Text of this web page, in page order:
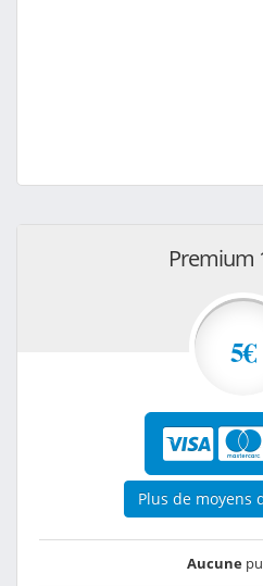
Premium
5€
Plus de moyens
Aucune